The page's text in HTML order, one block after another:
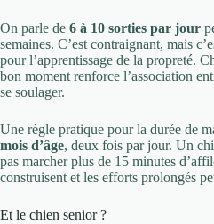
On parle de 6 à 10 sorties par jour
semaines. C’est contraignant, mais
pour l’apprentissage de la propreté.
bon moment renforce l’association
se soulager.
Une règle pratique pour la durée de
mois d’âge, deux fois par jour. Un
pas marcher plus de 15 minutes
construisent et les efforts prolongés
Et le chien senior ?